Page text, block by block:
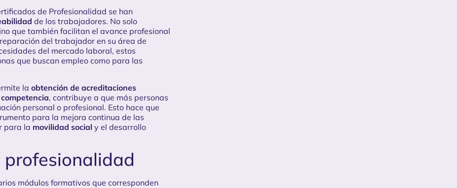
de Profesionalidad se han
de los trabajadores. No solo
que también facilitan el avance profesional
del trabajador en su área de
del mercado laboral, estos
que buscan empleo como para las
la obtención de acreditaciones
, contribuye a que más personas
personal o profesional. Esto hace que
para la mejora continua de las
para la movilidad social y el desarrollo
módulos formativos que corresponden